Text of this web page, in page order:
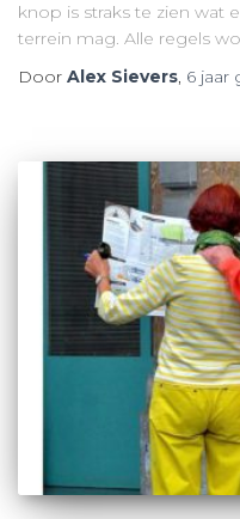
knop is straks te zien wat
terrein mag. Alle regels
Door Alex Sievers, 6 jaar